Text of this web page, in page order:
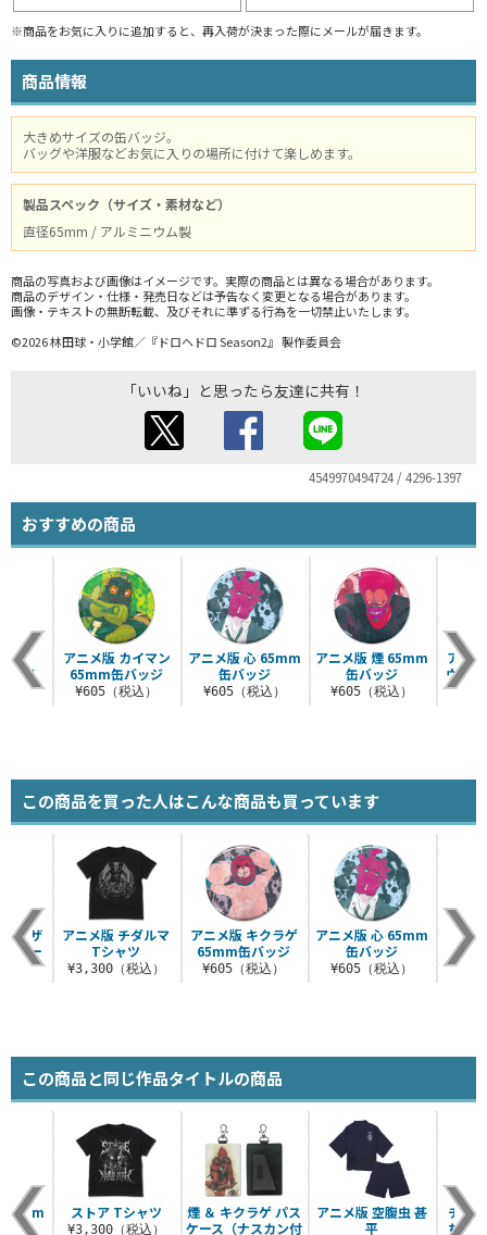
※商品をお気に入りに追加すると、再入荷が決まった際にメールが届きます。
商品情報
大きめサイズの缶バッジ。
バッグや洋服などお気に入りの場所に付けて楽しめます。
製品スペック（サイズ・素材など）
直径65mm / アルミニウム製
商品の写真および画像はイメージです。実際の商品とは異なる場合があります。
商品のデザイン・仕様・発売日などは予告なく変更となる場合があります。
画像・テキストの無断転載、及びそれに準ずる行為を一切禁止いたします。
©2026 林田球・小学館／『ドロヘドロ Season2』 製作委員会
「いいね」と思ったら友達に共有！
4549970494724 / 4296-1397
おすすめの商品
アニメ版 心 65mm
缶バッジ
¥605（税込）
アニメ版 煙 65mm
缶バッジ
¥605（税込）
アニ
ウ
能井
ッジ
込）
アニメ版 カイマン
65mm缶バッジ
¥605（税込）
この商品を買った人はこんな商品も買っています
アニメ版 キクラゲ
65mm缶バッジ
¥605（税込）
アニメ版 心 65mm
缶バッジ
¥605（税込）
ア
ーザ
カー
アニメ版 チダルマ
Tシャツ
¥3,300（税込）
この商品と同じ作品タイトルの商品
煙 ＆ キクラゲ パス
ケース（ナスカン付
アニメ版 空腹虫 甚
平
チダ
ちの
65mm
ストア Tシャツ
¥3,300（税込）